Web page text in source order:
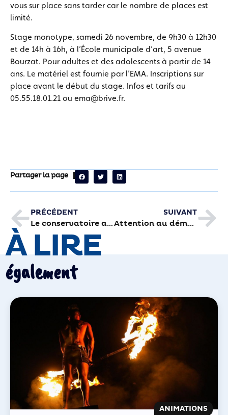
vous sur place sans tarder car le nombre de places est
limité.
Stage monotype, samedi 26 novembre, de 9h30 à 12h30
et de 14h à 16h, à l’École municipale d’art, 5 avenue
Bourzat. Pour adultes et des adolescents à partir de 14
ans. Le matériel est fournie par l’EMA. Inscriptions sur
place avant le début du stage. Infos et tarifs au
05.55.18.01.21 ou ema@brive.fr.
Partager la page
PRÉCÉDENT
Le conservatoire au diapason de la musique malienne
SUIVANT
Attention au démarchage de calendrier
À LIRE
également
ANIMATIONS